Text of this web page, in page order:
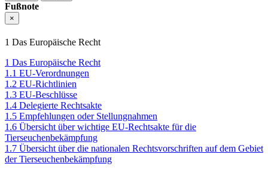
Fußnote
×
1 Das Europäische Recht
1 Das Europäische Recht
1.1 EU-Verordnungen
1.2 EU-Richtlinien
1.3 EU-Beschlüsse
1.4 Delegierte Rechtsakte
1.5 Empfehlungen oder Stellungnahmen
1.6 Übersicht über wichtige EU-Rechtsakte für die
Tierseuchenbekämpfung
1.7 Übersicht über die nationalen Rechtsvorschriften auf dem Gebiet
der Tierseuchenbekämpfung